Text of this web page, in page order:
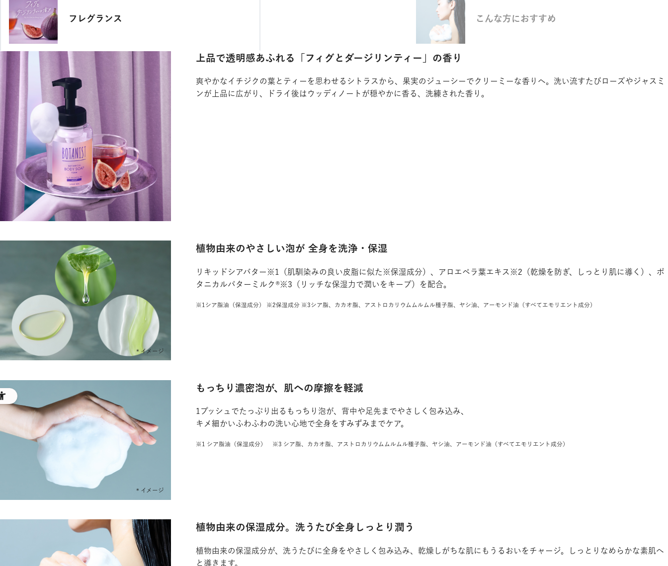
フレグランス こんな方におすすめ
DETAILS
上品で透明感あふれる「フィグとダージリンティー」の香り
爽やかなイチジクの葉とティーを思わせるシトラスから、果実のジューシーでクリーミーな香りへ。洗い流すたびローズやジャスミ
ンが上品に広がり、ドライ後はウッディノートが穏やかに香る、洗練された香り。
植物由来のやさしい泡が 全身を洗浄・保湿
リキッドシアバター※1（肌馴染みの良い皮脂に似た※保湿成分）、アロエベラ葉エキス※2（乾燥を防ぎ、しっとり肌に導く）、ボ
タニカルバターミルク®※3（リッチな保湿力で潤いをキープ）を配合。
※1シア脂油（保湿成分） ※2保湿成分 ※3シア脂、カカオ脂、アストロカリウムムルムル種子脂、ヤシ油、アーモンド油（すべてエモリエント成分）
もっちり濃密泡が、肌への摩擦を軽減
1プッシュでたっぷり出るもっちり泡が、背中や足先までやさしく包み込み、
キメ細かいふわふわの洗い心地で全身をすみずみまでケア。
※1 シア脂油（保湿成分） ※3 シア脂、カカオ脂、アストロカリウムムルムル種子脂、ヤシ油、アーモンド油（すべてエモリエント成分）
植物由来の保湿成分。洗うたび全身しっとり潤う
植物由来の保湿成分が、洗うたびに全身をやさしく包み込み、乾燥しがちな肌にもうるおいをチャージ。しっとりなめらかな素肌へ
と導きます。